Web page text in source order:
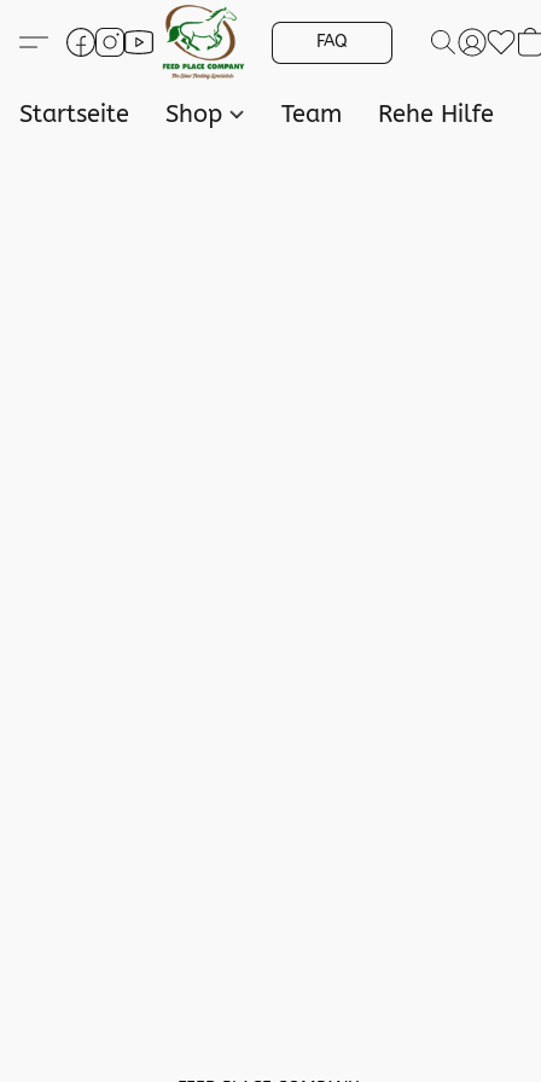
FAQ
Startseite Shop Team Rehe Hilfe